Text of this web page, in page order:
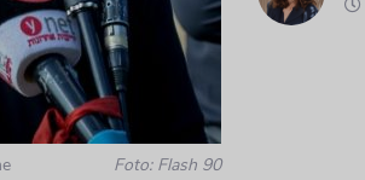
Foto: Flash 90